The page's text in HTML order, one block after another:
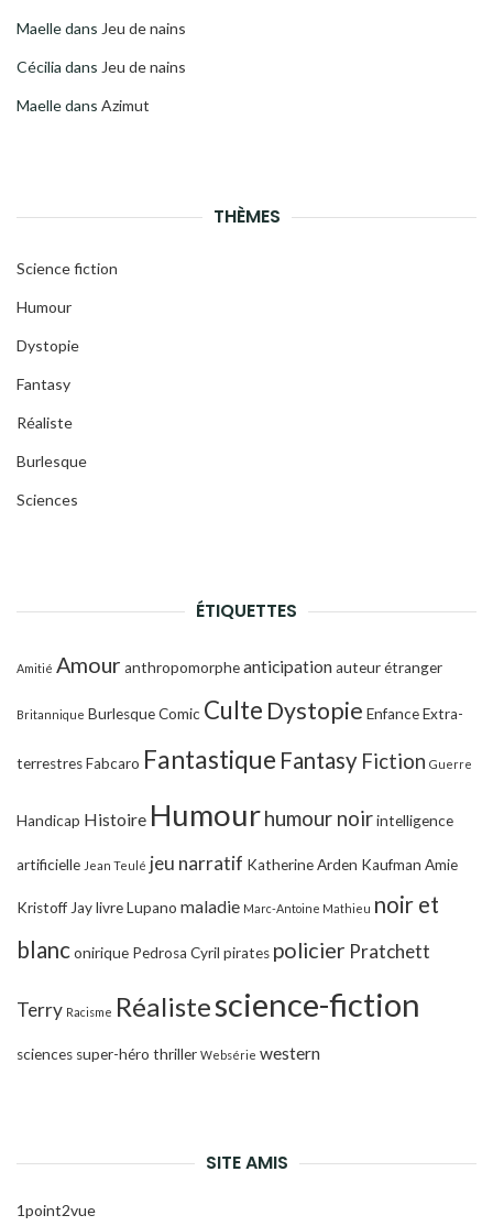
Maelledans Jeu de nains
Cécilia dans Jeu de nains
Maelledans Azimut
THÈMES
Science fiction
Humour
Dystopie
Fantasy
Réaliste
Burlesque
Sciences
ÉTIQUETTES
Amitié Amour anthropomorpheanticipationauteur étranger
Britannique BurlesqueComic Culte Dystopie EnfanceExtra-
terrestresFabcaro Fantastique Fantasy Fiction Guerre
Handicap Histoire Humourhumour noirintelligence
artificielle Jean Teulé jeu narratif Katherine Arden Kaufman Amie
Kristoff JaylivreLupano maladie Marc-Antoine Mathieu noir et
blanconirique Pedrosa Cyril pirates policier Pratchett
Terry Racisme Réalistescience-fiction
sciences super-héro thriller Websérie western
SITE AMIS
1point2vue